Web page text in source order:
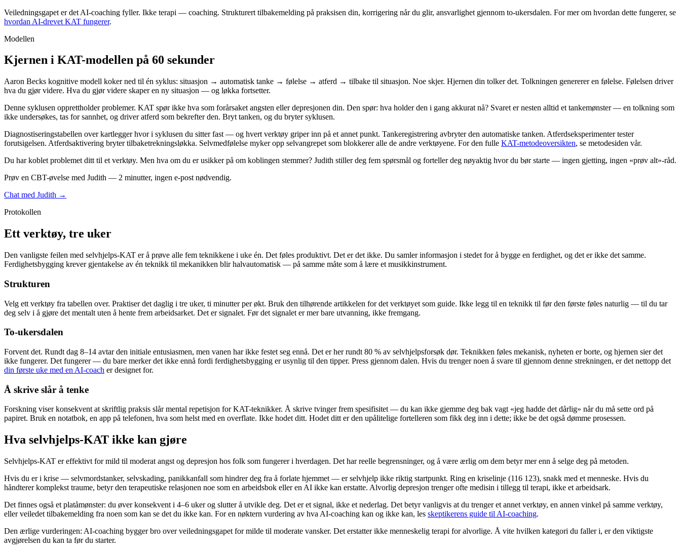
Veiledningsgapet er det AI-coaching fyller. Ikke terapi — coaching. Strukturert tilbakemelding på praksisen din, korrigering når du glir, ansvarlighet gjennom to-ukersdalen. For mer om hvordan dette fungerer, se
hvordan AI-drevet KAT fungerer.
Modellen
Kjernen i KAT-modellen på 60 sekunder
Aaron Becks kognitive modell koker ned til én syklus: situasjon → automatisk tanke → følelse → atferd → tilbake til situasjon. Noe skjer. Hjernen din tolker det. Tolkningen genererer en følelse. Følelsen driver
hva du gjør videre. Hva du gjør videre skaper en ny situasjon — og løkka fortsetter.
Denne syklusen opprettholder problemer. KAT spør ikke hva som forårsaket angsten eller depresjonen din. Den spør: hva holder den i gang akkurat nå? Svaret er nesten alltid et tankemønster — en tolkning som
ikke undersøkes, tas for sannhet, og driver atferd som bekrefter den. Bryt tanken, og du bryter syklusen.
Diagnostiseringstabellen over kartlegger hvor i syklusen du sitter fast — og hvert verktøy griper inn på et annet punkt. Tankeregistrering avbryter den automatiske tanken. Atferdseksperimenter tester
forutsigelsen. Atferdsaktivering bryter tilbaketrekningsløkka. Selvmedfølelse myker opp selvangrepet som blokkerer alle de andre verktøyene. For den fulle KAT-metodeoversikten, se metodesiden vår.
Du har koblet problemet ditt til et verktøy. Men hva om du er usikker på om koblingen stemmer? Judith stiller deg fem spørsmål og forteller deg nøyaktig hvor du bør starte — ingen gjetting, ingen «prøv alt»-råd.
Prøv en CBT-øvelse med Judith — 2 minutter, ingen e-post nødvendig.
Chat med Judith →
Protokollen
Ett verktøy, tre uker
Den vanligste feilen med selvhjelps-KAT er å prøve alle fem teknikkene i uke én. Det føles produktivt. Det er det ikke. Du samler informasjon i stedet for å bygge en ferdighet, og det er ikke det samme.
Ferdighetsbygging krever gjentakelse av én teknikk til mekanikken blir halvautomatisk — på samme måte som å lære et musikkinstrument.
Strukturen
Velg ett verktøy fra tabellen over. Praktiser det daglig i tre uker, ti minutter per økt. Bruk den tilhørende artikkelen for det verktøyet som guide. Ikke legg til en teknikk til før den første føles naturlig — til du tar
deg selv i å gjøre det mentalt uten å hente frem arbeidsarket. Det er signalet. Før det signalet er mer bare utvanning, ikke fremgang.
To-ukersdalen
Forvent det. Rundt dag 8–14 avtar den initiale entusiasmen, men vanen har ikke festet seg ennå. Det er her rundt 80 % av selvhjelpsforsøk dør. Teknikken føles mekanisk, nyheten er borte, og hjernen sier det
ikke fungerer. Det fungerer — du bare merker det ikke ennå fordi ferdighetsbygging er usynlig til den tipper. Press gjennom dalen. Hvis du trenger noen å svare til gjennom denne strekningen, er det nettopp det
din første uke med en AI-coach er designet for.
Å skrive slår å tenke
Forskning viser konsekvent at skriftlig praksis slår mental repetisjon for KAT-teknikker. Å skrive tvinger frem spesifisitet — du kan ikke gjemme deg bak vagt «jeg hadde det dårlig» når du må sette ord på
papiret. Bruk en notatbok, en app på telefonen, hva som helst med en overflate. Ikke hodet ditt. Hodet ditt er den upålitelige fortelleren som fikk deg inn i dette; ikke be det også dømme prosessen.
Hva selvhjelps-KAT ikke kan gjøre
Selvhjelps-KAT er effektivt for mild til moderat angst og depresjon hos folk som fungerer i hverdagen. Det har reelle begrensninger, og å være ærlig om dem betyr mer enn å selge deg på metoden.
Hvis du er i krise — selvmordstanker, selvskading, panikkanfall som hindrer deg fra å forlate hjemmet — er selvhjelp ikke riktig startpunkt. Ring en kriselinje (116 123), snakk med et menneske. Hvis du
håndterer komplekst traume, betyr den terapeutiske relasjonen noe som en arbeidsbok eller en AI ikke kan erstatte. Alvorlig depresjon trenger ofte medisin i tillegg til terapi, ikke et arbeidsark.
Det finnes også et platåmønster: du øver konsekvent i 4–6 uker og slutter å utvikle deg. Det er et signal, ikke et nederlag. Det betyr vanligvis at du trenger et annet verktøy, en annen vinkel på samme verktøy,
eller veiledet tilbakemelding fra noen som kan se det du ikke kan. For en nøktern vurdering av hva AI-coaching kan og ikke kan, les skeptikerens guide til AI-coaching.
Den ærlige vurderingen: AI-coaching bygger bro over veiledningsgapet for milde til moderate vansker. Det erstatter ikke menneskelig terapi for alvorlige. Å vite hvilken kategori du faller i, er den viktigste
avgjørelsen du kan ta før du starter.